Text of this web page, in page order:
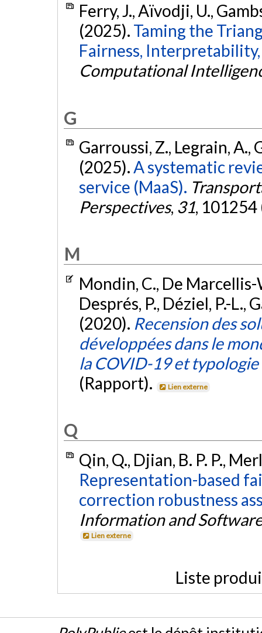
Ferry, J., Aïvodji, U.,
(2025). Taming the
Fairness,
Computational
G
Garroussi, Z., Legrain, A.,
(2025).A systematic
service (MaaS).
Perspectives, 31, 101254
M
Mondin, C., De
Després, P., Déziel, P.-L.,
(2020). Recension des
développées dans le
la COVID-19 et
(Rapport).
Lien externe
Q
Qin, Q., Djian, B. P. P.,
Representation-based
correction robustness
Information and
Lien externe
Liste